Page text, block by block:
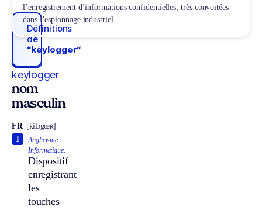
Définitions
de
“keylogger“
keylogger
nom
masculin
FR [kilɔgœʀ]
Anglicisme.
Informatique.
Dispositif
enregistrant
les
touches
1
l’enregistrement d’informations confidentielles, très convoitées
dans l’espionnage industriel.